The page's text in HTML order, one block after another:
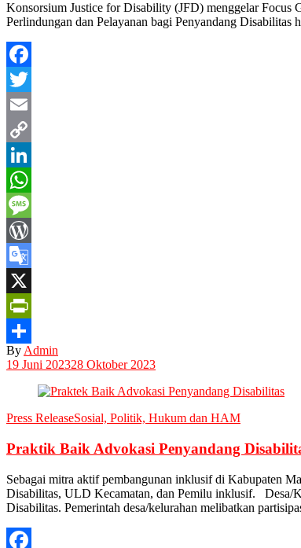
Konsorsium Justice for Disability (JFD) menggelar Focus
Perlindungan dan Pelayanan bagi Penyandang
Facebook
Twitter
Email
Copy
Link
LinkedIn
WhatsApp
Message
WordPress
Google
Translate
X
PrintFriendly
Share
By Admin
19 Juni 202328 Oktober 2023
Press ReleaseSosial, Politik, Hukum dan HAM
Praktik Baik Advokasi Penyandang
Sebagai mitra aktif pembangunan inklusif di Kabupaten
Disabilitas, ULD Kecamatan, dan Pemilu inklusif. Desa/
Disabilitas. Pemerintah desa/kelurahan melibatkan